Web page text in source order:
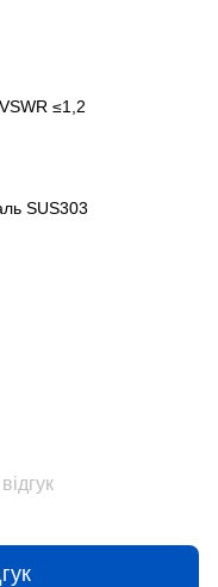
≤1,2
SUS303